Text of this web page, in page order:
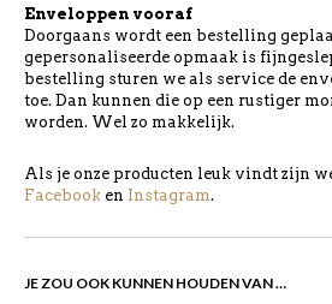
Enveloppen vooraf
Doorgaans wordt een bestelling
gepersonaliseerde opmaak is
bestelling sturen we als service de
toe. Dan kunnen die op een rustiger
worden. Wel zo makkelijk.
Als je onze producten leuk vindt zijn
Facebook en Instagram.
JE ZOU OOK KUNNEN HOUDEN VAN …